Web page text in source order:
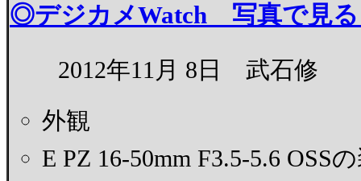
◎デジカメWatch 写真で見る
2012年11月 8日 武石修
外観
E PZ 16-50mm F3.5-5.6 OSS